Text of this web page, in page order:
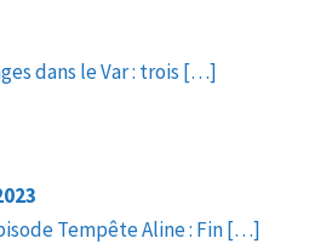
dans le Var : trois […]
Tempête Aline : Fin[…]